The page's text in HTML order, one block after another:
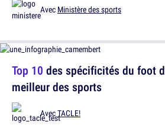
Avec Ministère des sports
Top 10 des spécificités du foot
meilleur des sports
AvecTACLE!